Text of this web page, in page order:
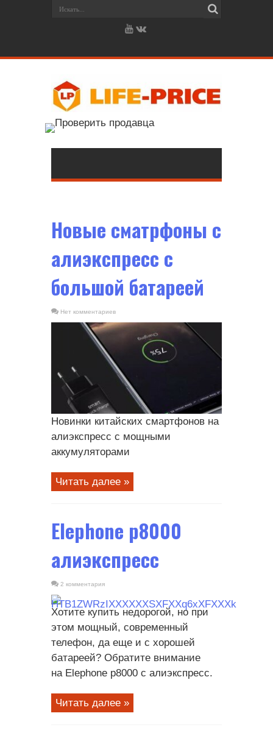
Новые сматрфоны с
алиэкспресс с
большой батареей
Нет комментариев
Новинки китайских смартфонов на
алиэкспресс с мощными
аккумуляторами
Читать далее »
Elephone p8000
алиэкспресс
2 комментария
Хотите купить недорогой, но при
этом мощный, современный
телефон, да еще и с хорошей
батареей? Обратите внимание
на Elephone p8000 с алиэкспресс.
Читать далее »